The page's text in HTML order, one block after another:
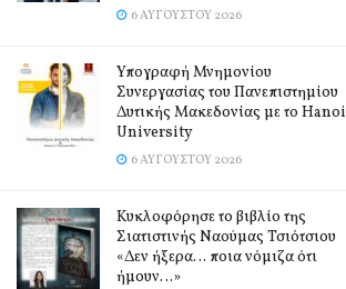
6 ΑΥΓΟΎΣΤΟΥ 2026
Υπογραφή Μνημονίου
Συνεργασίας του Πανεπιστημίου
Δυτικής Μακεδονίας με το Hanoi
University
6 ΑΥΓΟΎΣΤΟΥ 2026
Κυκλοφόρησε το βιβλίο της
Σιατιστινής Ναούμας Τσιότσιου
«Δεν ήξερα… ποια νόμιζα ότι
ήμουν…»